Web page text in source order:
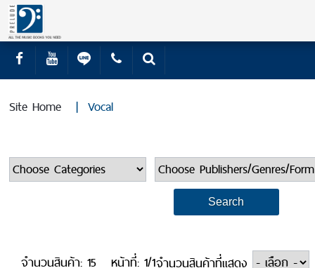
Site Home |Vocal
จำนวนสินค้า: 15 หน้าที่: 1/1จำนวนสินค้าที่แสดง